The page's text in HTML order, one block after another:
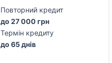
Повторний кредит
до 27 000 грн
Термін кредиту
до 65 днів